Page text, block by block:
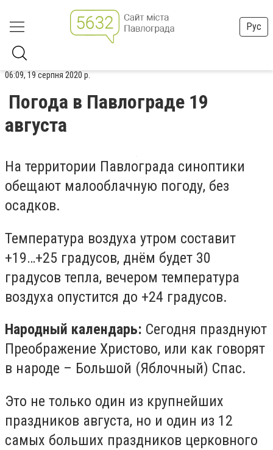
Рус
06:09, 19 серпня 2020 р.
Погода в Павлограде 19
августа
На территории Павлограда синоптики
обещают малооблачную погоду, без
осадков.
Температура воздуха утром составит
+19…+25 градусов, днём будет 30
градусов тепла, вечером температура
воздуха опустится до +24 градусов.
Народный календарь: Сегодня празднуют
Преображение Христово, или как говорят
в народе – Большой (Яблочный) Спас.
Это не только один из крупнейших
праздников августа, но и один из 12
самых больших праздников церковного